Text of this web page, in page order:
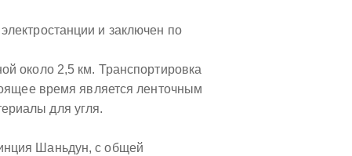
и заключен по
около 2,5 км. Транспортировка
время является ленточным
для угля.
Шаньдун, с общей